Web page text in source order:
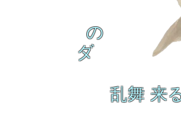
乱舞 来
の
ダ